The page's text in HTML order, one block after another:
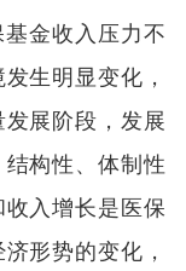
金收入压力不
生明显变化，
展阶段，发展
构性、体制性
入增长是医保
形势的变化，